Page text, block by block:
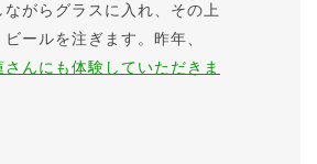
ながらグラスに入れ、その上
ールを注ぎます。昨年、
んにも体験していただきま